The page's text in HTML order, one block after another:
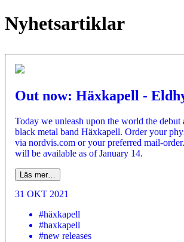
Nyhetsartiklar
Out now: Häxkapell -
Today we unleash upon the world the debut
black metal band Häxkapell. Order your
via nordvis.com or your preferred mail-
will be available as of January 14.
Läs mer…
31 OKT 2021
#häxkapell
#haxkapell
#new releases